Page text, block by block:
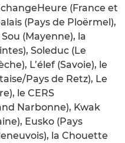
(France et
(Pays de Ploërmel),
(Mayenne), la
Soleduc (Le
L’élef (Savoie), le
Pays de Retz), Le
le CERS
Narbonne), Kwak
Eusko (Pays
la Chouette